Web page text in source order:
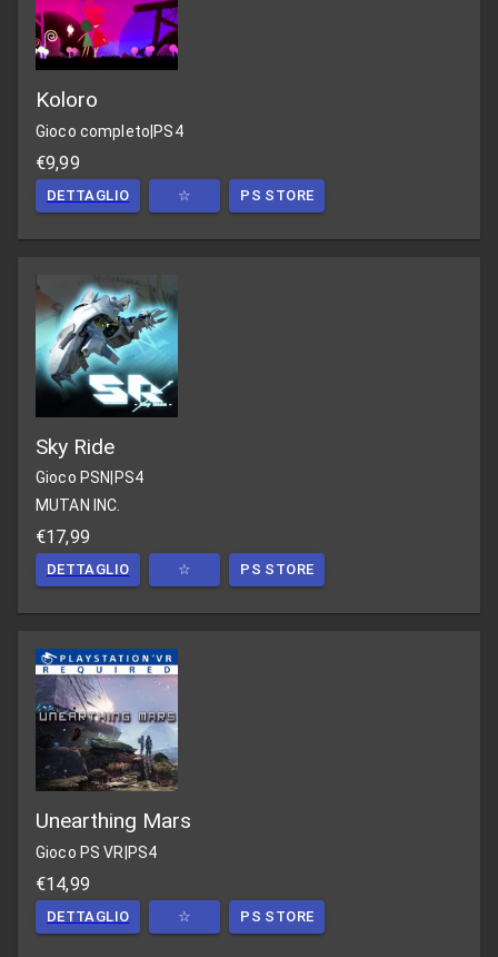
Koloro
Gioco completo PS4
€9,99
DETTAGLIO ☆ PS STORE
Sky Ride
Gioco PSN PS4
MUTAN INC.
€17,99
DETTAGLIO ☆ PS STORE
Unearthing Mars
Gioco PS VR PS4
€14,99
DETTAGLIO ☆ PS STORE